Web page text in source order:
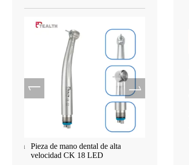
Pieza de mano dental de alta
velocidad CK 18 LED